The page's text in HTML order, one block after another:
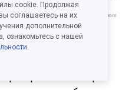
берет
cookie. Продолжая
соглашаетесь на их
дополнительной
ознакомьтесь с нашей
.